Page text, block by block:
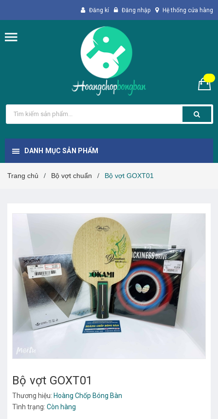
Đăng kí Đăng nhập Hệ thống cửa hàng
DANH MỤC SẢN PHẨM
Trang chủ / Bộ vợt chuẩn / Bộ vợt GOXT01
Bộ vợt GOXT01
Thương hiệu: Hoàng Chốp Bóng Bàn
Tình trạng: Còn hàng